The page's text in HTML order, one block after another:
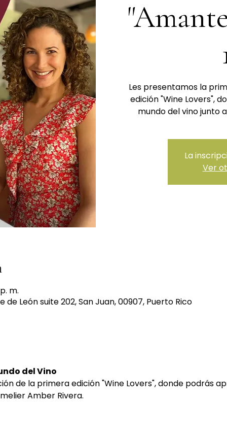
Les presentamos la
edición "Wine Lovers",
La
Ver
m.
de León suite 202, San Juan, 00907, Puerto Rico
del Vino
Amber Rivera.